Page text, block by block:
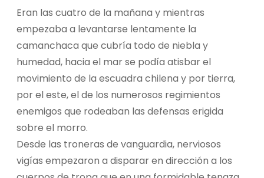
Eran las cuatro de la mañana y mientras
empezaba a levantarse lentamente la
camanchaca que cubría todo de niebla y
humedad, hacia el mar se podía atisbar el
movimiento de la escuadra chilena y por tierra,
por el este, el de los numerosos regimientos
enemigos que rodeaban las defensas erigida
sobre el morro.
Desde las troneras de vanguardia, nerviosos
vigías empezaron a disparar en dirección a los